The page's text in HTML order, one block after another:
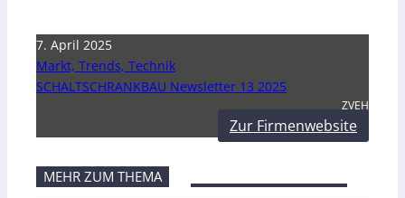
7. April 2025
Markt, Trends, Technik
SCHALTSCHRANKBAU Newsletter 13 2025
ZVEH
Zur Firmenwebsite
MEHR ZUM THEMA